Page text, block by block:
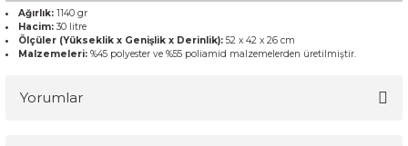
Ağırlık: 1140 gr
Hacim:30 litre
Ölçüler (Yükseklik x Genişlik x Derinlik): 52 x 42 x 26 cm
Malzemeleri: %45 polyester ve %55 poliamid malzemelerden üretilmiştir.
Yorumlar